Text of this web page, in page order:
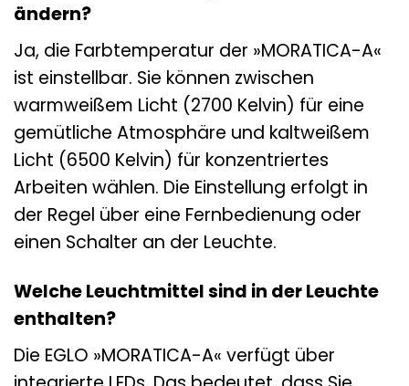
ändern?
Ja, die Farbtemperatur der »MORATICA-A«
ist einstellbar. Sie können zwischen
warmweißem Licht (2700 Kelvin) für eine
gemütliche Atmosphäre und kaltweißem
Licht (6500 Kelvin) für konzentriertes
Arbeiten wählen. Die Einstellung erfolgt in
der Regel über eine Fernbedienung oder
einen Schalter an der Leuchte.
Welche Leuchtmittel sind in der Leuchte
enthalten?
Die EGLO »MORATICA-A« verfügt über